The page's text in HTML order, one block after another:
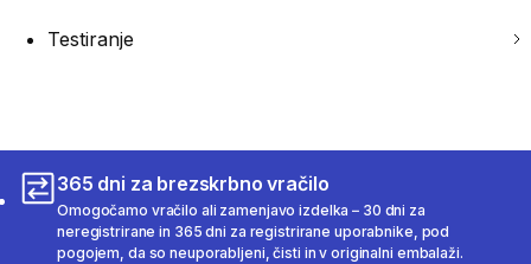
Testiranje
365 dni za brezskrbno vračilo
Omogočamo vračilo ali zamenjavo izdelka – 30 dni za
neregistrirane in 365 dni za registrirane uporabnike, pod
pogojem, da so neuporabljeni, čisti in v originalni embalaži.